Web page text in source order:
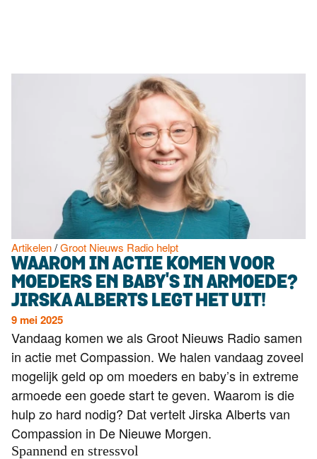
Artikelen/Groot Nieuws Radio helpt
WAAROM IN ACTIE KOMEN VOOR
MOEDERS EN BABY'S IN ARMOEDE?
JIRSKA ALBERTS LEGT HET UIT!
9 mei 2025
Vandaag komen we als Groot Nieuws Radio samen
in actie met Compassion. We halen vandaag zoveel
mogelijk geld op om moeders en baby’s in extreme
armoede een goede start te geven. Waarom is die
hulp zo hard nodig? Dat vertelt Jirska Alberts van
Compassion in De Nieuwe Morgen.
Spannend en stressvol
missie
Info
Word
nu
vriend
Businessclub
Adverteren
Winkel